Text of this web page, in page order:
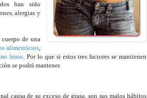
han sido
alergias y
de una
alimenticios,
lento. Por lo que si estos tres factores se mantienen
se podrá mantener.
causa de su exceso de grasa, son sus malos hábitos